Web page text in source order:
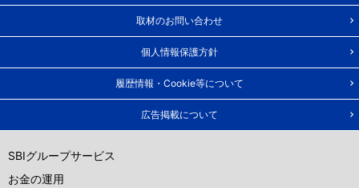
取材のお問い合わせ
個人情報保護方針
履歴情報・Cookie等について
広告掲載について
SBIグループサービス
お金の運用